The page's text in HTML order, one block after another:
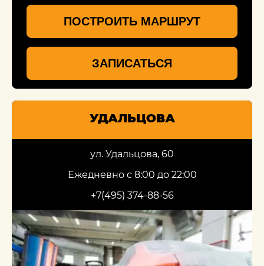
ПОСТРОИТЬ МАРШРУТ
ЗАПИСАТЬСЯ
УДАЛЬЦОВА
ул. Удальцова, 60
Ежедневно с 8:00 до 22:00
+7(495) 374-88-56